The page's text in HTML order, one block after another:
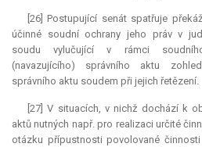
[26] Postupující senát spatřuje
účinné soudní ochrany jeho práv v
soudu vylučující v rámci
(navazujícího) správního aktu
správního aktu soudem při jejich řetězení.
[27] V situacích, v nichž dochází k
aktů nutných např. pro realizaci určité
otázku přípustnosti povolované